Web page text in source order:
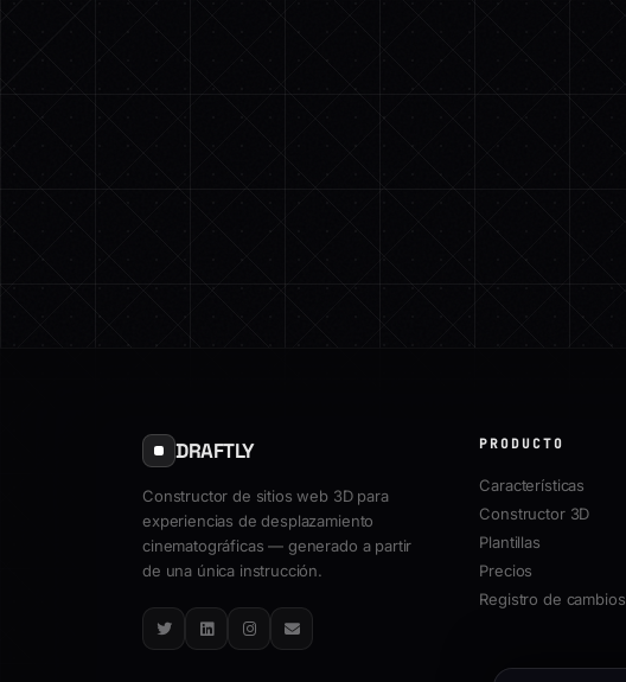
DRAFTLY
Constructor de sitios web 3D para
experiencias de desplazamiento
cinematográficas — generado a partir
de una única instrucción.
TwitterLinkedInInstagram
Email
PRODUCTO
Características
Constructor 3D
Plantillas
Precios
Registro de cambios